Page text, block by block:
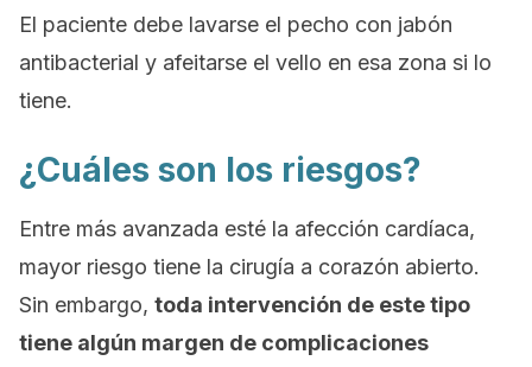
El paciente debe lavarse el pecho con jabón
antibacterial y afeitarse el vello en esa zona si lo
tiene.
¿Cuáles son los riesgos?
Entre más avanzada esté la afección cardíaca,
mayor riesgo tiene la cirugía a corazón abierto.
Sin embargo, toda intervención de este tipo
tiene algún margen de complicaciones